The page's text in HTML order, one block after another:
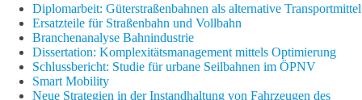
Diplomarbeit: Güterstraßenbahnen als alternative Transportmittel
Ersatzteile für Straßenbahn und Vollbahn
Branchenanalyse Bahnindustrie
Dissertation: Komplexitätsmanagement mittels Optimierung
Schlussbericht: Studie für urbane Seilbahnen im ÖPNV
Smart Mobility
Neue Strategien in der Instandhaltung von Fahrzeugen des